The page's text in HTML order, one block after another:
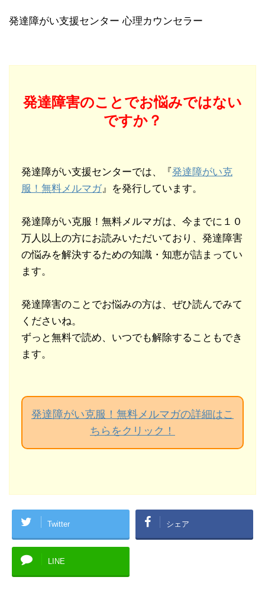
発達障がい支援センター 心理カウンセラー
発達障害のことでお悩みではない
ですか？
発達障がい支援センターでは、『発達障がい克
服！無料メルマガ』を発行しています。
発達障がい克服！無料メルマガは、今までに１０
万人以上の方にお読みいただいており、発達障害
の悩みを解決するための知識・知恵が詰まってい
ます。
発達障害のことでお悩みの方は、ぜひ読んでみて
くださいね。
ずっと無料で読め、いつでも解除することもでき
ます。
発達障がい克服！無料メルマガの詳細はこ
ちらをクリック！
Twitter シェア
LINE